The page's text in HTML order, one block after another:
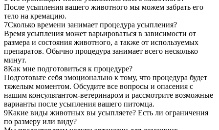
После усыпления вашего животного мы можем забрать его
тело на кремацию.
7Сколько времени занимает процедура усыпления?
Время усыпления может варьироваться в зависимости от
размера и состояния животного, а также от используемых
препаратов. Обычно процедура занимает всего несколько
минут.
8Как мне подготовиться к процедуре?
Подготовьте себя эмоционально к тому, что процедура будет
тяжелым моментом. Обсудите все вопросы и опасения с
нашим консультантом-ветеринаром и рассмотрите возможные
варианты после усыпления вашего питомца.
9Какие виды животных вы усыпляете? Есть ли ограничения
по размеру или виду?